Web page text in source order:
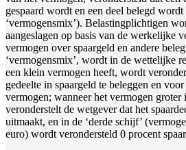
gespaard wordt en een deel belegd
‘vermogensmix’). Belastingplichtigen
aangeslagen op basis van de werkelijke
vermogen over spaargeld en andere
‘vermogensmix’, wordt in de wettelijke
een klein vermogen heeft, wordt
gedeelte in spaargeld te beleggen en
vermogen; wanneer het vermogen groter
veronderstelt de wetgever dat het
uitmaakt, en in de ‘derde schijf’
euro) wordt verondersteld 0 procent